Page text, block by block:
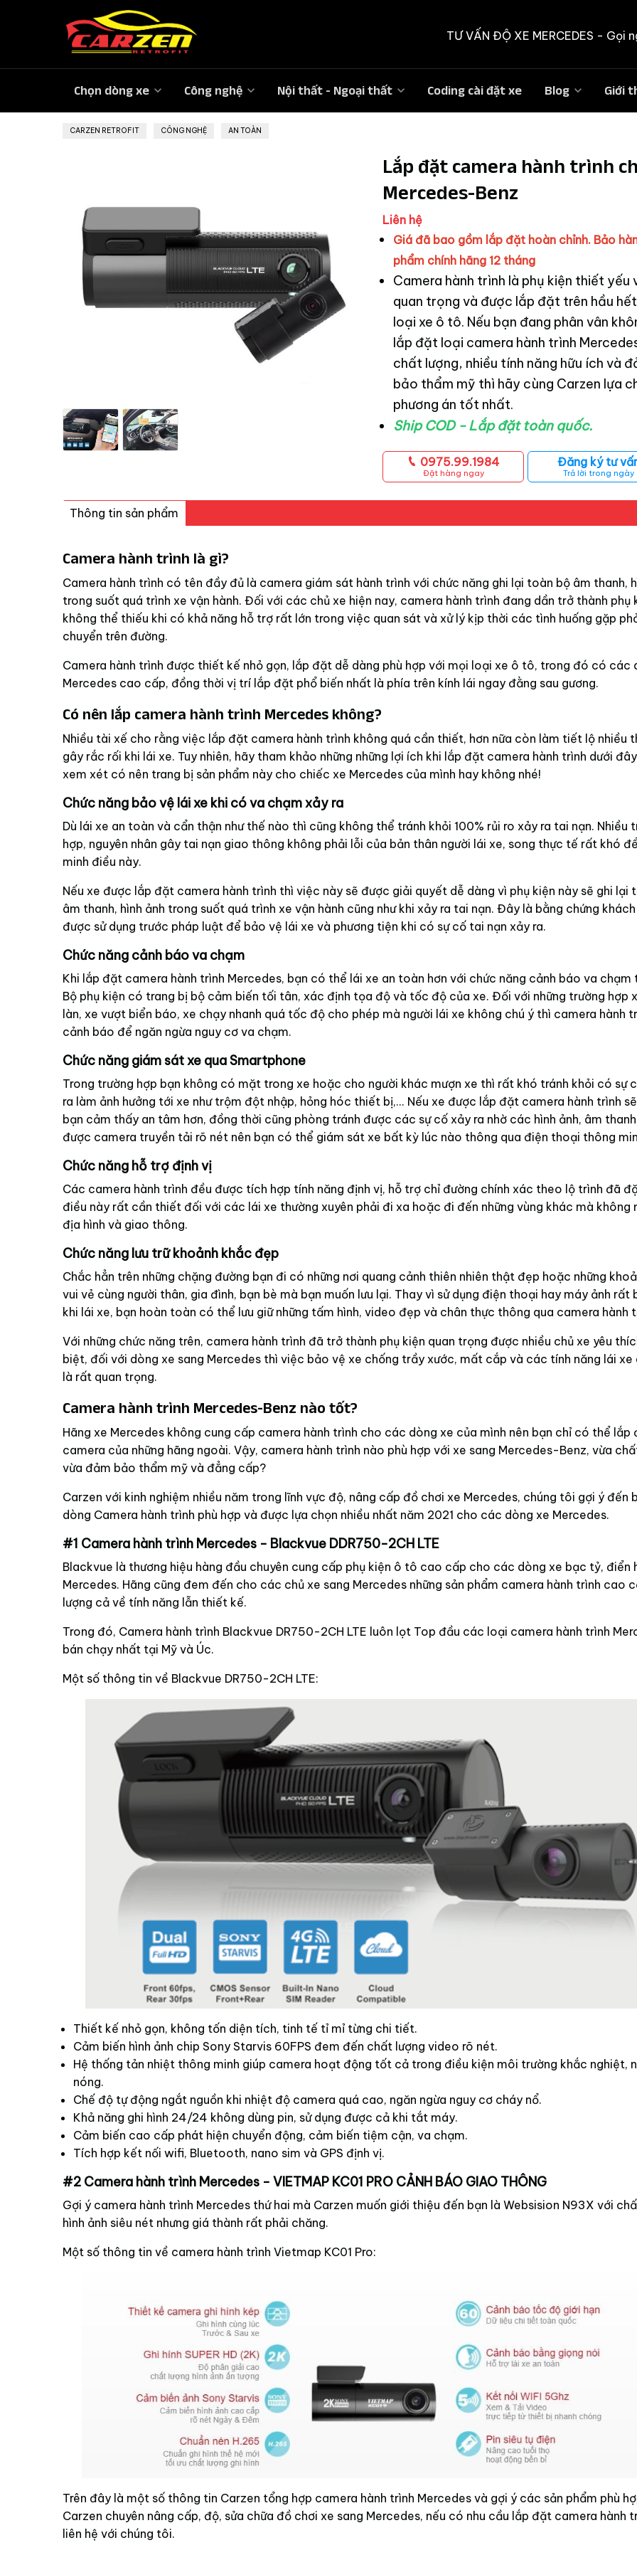
TƯ VẤN ĐỘ XE MERCEDES - Gọi
Chọn dòng xe Công nghệ Nội thất - Ngoại thất Coding cài đặt xe Blog Giới
CARZEN RETROFIT CÔNG NGHỆ AN TOÀN
Lắp đặt camera hành trình
Mercedes-Benz
Liên hệ
Giá đã bao gồm lắp đặt hoàn chỉnh. Bảo
phẩm chính hãng 12 tháng
Camera hành trình là phụ kiện thiết yếu
quan trọng và được lắp đặt trên hầu
loại xe ô tô. Nếu bạn đang phân vân
lắp đặt loại camera hành trình
chất lượng, nhiều tính năng hữu ích và
bảo thẩm mỹ thì hãy cùng Carzen lựa
phương án tốt nhất.
Ship COD - Lắp đặt toàn quốc.
0975.99.1984
Đặt hàng ngay
Đăng ký tư
Trả lời trong ngày
Thông tin sản phẩm
Camera hành trình là gì?
Camera hành trình có tên đầy đủ là camera giám sát hành trình với chức năng ghi lại toàn bộ âm thanh,
trong suốt quá trình xe vận hành. Đối với các chủ xe hiện nay, camera hành trình đang dần trở thành phụ
không thể thiếu khi có khả năng hỗ trợ rất lớn trong việc quan sát và xử lý kịp thời các tình huống gặp
chuyển trên đường.
Camera hành trình được thiết kế nhỏ gọn, lắp đặt dễ dàng phù hợp với mọi loại xe ô tô, trong đó có các
Mercedes cao cấp, đồng thời vị trí lắp đặt phổ biến nhất là phía trên kính lái ngay đằng sau gương.
Có nên lắp camera hành trình Mercedes không?
Nhiều tài xế cho rằng việc lắp đặt camera hành trình không quá cần thiết, hơn nữa còn làm tiết lộ nhiều
gây rắc rối khi lái xe. Tuy nhiên, hãy tham khảo những những lợi ích khi lắp đặt camera hành trình dưới
xem xét có nên trang bị sản phẩm này cho chiếc xe Mercedes của mình hay không nhé!
Chức năng bảo vệ lái xe khi có va chạm xảy ra
Dù lái xe an toàn và cẩn thận như thế nào thì cũng không thể tránh khỏi 100% rủi ro xảy ra tai nạn. Nhiều
hợp, nguyên nhân gây tai nạn giao thông không phải lỗi của bản thân người lái xe, song thực tế rất khó
minh điều này.
Nếu xe được lắp đặt camera hành trình thì việc này sẽ được giải quyết dễ dàng vì phụ kiện này sẽ ghi lại
âm thanh, hình ảnh trong suốt quá trình xe vận hành cũng như khi xảy ra tai nạn. Đây là bằng chứng khách
được sử dụng trước pháp luật để bảo vệ lái xe và phương tiện khi có sự cố tai nạn xảy ra.
Chức năng cảnh báo va chạm
Khi lắp đặt camera hành trình Mercedes, bạn có thể lái xe an toàn hơn với chức năng cảnh báo va chạm
Bộ phụ kiện có trang bị bộ cảm biến tối tân, xác định tọa độ và tốc độ của xe. Đối với những trường hợp
làn, xe vượt biển báo, xe chạy nhanh quá tốc độ cho phép mà người lái xe không chú ý thì camera hành
cảnh báo để ngăn ngừa nguy cơ va chạm.
Chức năng giám sát xe qua Smartphone
Trong trường hợp bạn không có mặt trong xe hoặc cho người khác mượn xe thì rất khó tránh khỏi có sự
ra làm ảnh hưởng tới xe như trộm đột nhập, hỏng hóc thiết bị,... Nếu xe được lắp đặt camera hành trình
bạn cảm thấy an tâm hơn, đồng thời cũng phòng tránh được các sự cố xảy ra nhờ các hình ảnh, âm
được camera truyền tải rõ nét nên bạn có thể giám sát xe bất kỳ lúc nào thông qua điện thoại thông
Chức năng hỗ trợ định vị
Các camera hành trình đều được tích hợp tính năng định vị, hỗ trợ chỉ đường chính xác theo lộ trình đã
điều này rất cần thiết đối với các lái xe thường xuyên phải đi xa hoặc đi đến những vùng khác mà không
địa hình và giao thông.
Chức năng lưu trữ khoảnh khắc đẹp
Chắc hẳn trên những chặng đường bạn đi có những nơi quang cảnh thiên nhiên thật đẹp hoặc những
vui vẻ cùng người thân, gia đình, bạn bè mà bạn muốn lưu lại. Thay vì sử dụng điện thoại hay máy ảnh rất
khi lái xe, bạn hoàn toàn có thể lưu giữ những tấm hình, video đẹp và chân thực thông qua camera hành
Với những chức năng trên, camera hành trình đã trở thành phụ kiện quan trọng được nhiều chủ xe yêu
biệt, đối với dòng xe sang Mercedes thì việc bảo vệ xe chống trầy xước, mất cắp và các tính năng lái xe
là rất quan trọng.
Camera hành trình Mercedes-Benz nào tốt?
Hãng xe Mercedes không cung cấp camera hành trình cho các dòng xe của mình nên bạn chỉ có thể lắp
camera của những hãng ngoài. Vậy, camera hành trình nào phù hợp với xe sang Mercedes-Benz, vừa
vừa đảm bảo thẩm mỹ và đẳng cấp?
Carzen với kinh nghiệm nhiều năm trong lĩnh vực độ, nâng cấp đồ chơi xe Mercedes, chúng tôi gợi ý đến
dòng Camera hành trình phù hợp và được lựa chọn nhiều nhất năm 2021 cho các dòng xe Mercedes.
#1 Camera hành trình Mercedes - Blackvue DDR750-2CH LTE
Blackvue là thương hiệu hàng đầu chuyên cung cấp phụ kiện ô tô cao cấp cho các dòng xe bạc tỷ, điển
Mercedes. Hãng cũng đem đến cho các chủ xe sang Mercedes những sản phẩm camera hành trình cao
lượng cả về tính năng lẫn thiết kế.
Trong đó, Camera hành trình Blackvue DR750-2CH LTE luôn lọt Top đầu các loại camera hành trình
bán chạy nhất tại Mỹ và Úc.
Một số thông tin về Blackvue DR750-2CH LTE:
Thiết kế nhỏ gọn, không tốn diện tích, tinh tế tỉ mỉ từng chi tiết.
Cảm biến hình ảnh chip Sony Starvis 60FPS đem đến chất lượng video rõ nét.
Hệ thống tản nhiệt thông minh giúp camera hoạt động tốt cả trong điều kiện môi trường khắc nghiệt,
nóng.
Chế độ tự động ngắt nguồn khi nhiệt độ camera quá cao, ngăn ngừa nguy cơ cháy nổ.
Khả năng ghi hình 24/24 không dùng pin, sử dụng được cả khi tắt máy.
Cảm biến cao cấp phát hiện chuyển động, cảm biến tiệm cận, va chạm.
Tích hợp kết nối wifi, Bluetooth, nano sim và GPS định vị.
#2 Camera hành trình Mercedes - VIETMAP KC01 PRO CẢNH BÁO GIAO THÔNG
Gợi ý camera hành trình Mercedes thứ hai mà Carzen muốn giới thiệu đến bạn là Websision N93X với
hình ảnh siêu nét nhưng giá thành rất phải chăng.
Một số thông tin về camera hành trình Vietmap KC01 Pro:
Trên đây là một số thông tin Carzen tổng hợp camera hành trình Mercedes và gợi ý các sản phẩm phù
Carzen chuyên nâng cấp, độ, sửa chữa đồ chơi xe sang Mercedes, nếu có nhu cầu lắp đặt camera hành
liên hệ với chúng tôi.